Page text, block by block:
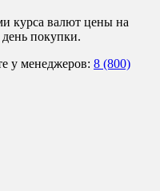
курса валют цены на
день покупки.
у менеджеров: 8 (800)